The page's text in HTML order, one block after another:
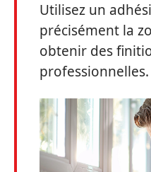
Utilisez un
précisément la
obtenir des
professionnelles.